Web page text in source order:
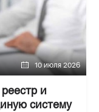
10 июля 2026
и
систему